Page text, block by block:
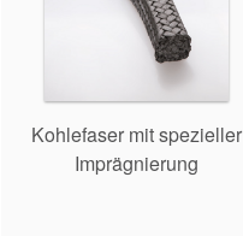
Kohlefaser mit spezieller
Imprägnierung